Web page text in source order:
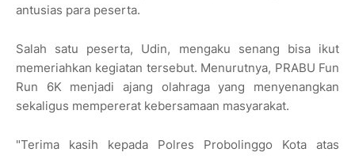
antusias para peserta.
Salah satu peserta, Udin, mengaku senang bisa ikut
memeriahkan kegiatan tersebut. Menurutnya, PRABU Fun
Run 6K menjadi ajang olahraga yang menyenangkan
sekaligus mempererat kebersamaan masyarakat.
"Terima kasih kepada Polres Probolinggo Kota atas